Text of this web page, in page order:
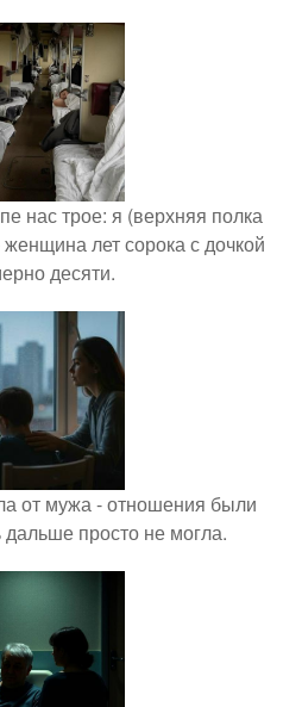
нас трое: я (верхняя полка
лет сорока с дочкой
десяти.
от мужа - отношения были
просто не могла.